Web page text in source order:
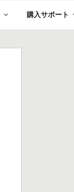
購入サポート